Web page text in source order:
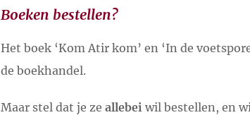
Boeken bestellen?
Het boek ‘Kom Atir kom’ en ‘In de
de boekhandel.
Maar stel dat je ze allebei wil bestellen, en